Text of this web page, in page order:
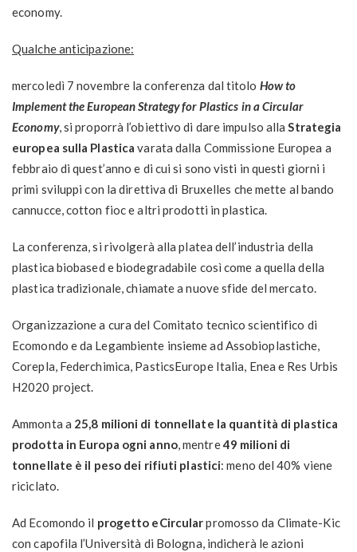
economy.
Qualche anticipazione:
mercoledì 7 novembre la conferenza dal titolo How to
Implement the European Strategy for Plastics in a Circular
Economy, si proporrà l’obiettivo di dare impulso allaStrategia
europea sulla Plastica varata dalla Commissione Europea a
febbraio di quest’anno e di cui si sono visti in questi giorni i
primi sviluppi con la direttiva di Bruxelles che mette al bando
cannucce, cotton fioc e altri prodotti in plastica.
La conferenza, si rivolgerà alla platea dell’industria della
plastica biobased e biodegradabile così come a quella della
plastica tradizionale, chiamate a nuove sfide del mercato.
Organizzazione a cura del Comitato tecnico scientifico di
Ecomondo e da Legambiente insieme ad Assobioplastiche,
Corepla, Federchimica, PasticsEurope Italia, Enea e Res Urbis
H2020 project.
Ammonta a 25,8 milioni di tonnellate la quantità di plastica
prodotta in Europa ogni anno, mentre49 milioni di
tonnellate è il peso dei rifiuti plastici: meno del 40% viene
riciclato.
Ad Ecomondo il progetto eCircularpromosso da Climate-Kic
con capofila l’Università di Bologna, indicherà le azioni